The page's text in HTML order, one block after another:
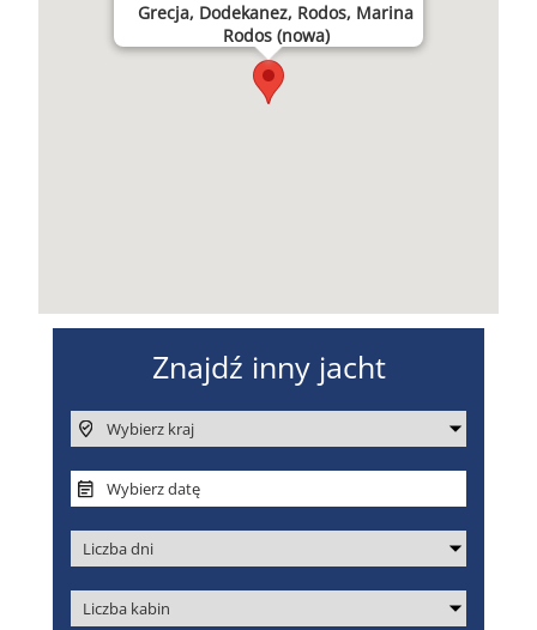
Grecja, Dodekanez, Rodos, Marina
Rodos (nowa)